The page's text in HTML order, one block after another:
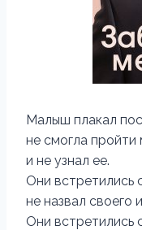
Малыш плакал
не смогла
и не узнал ее.
Они встретились
не назвал своего
Они встретились